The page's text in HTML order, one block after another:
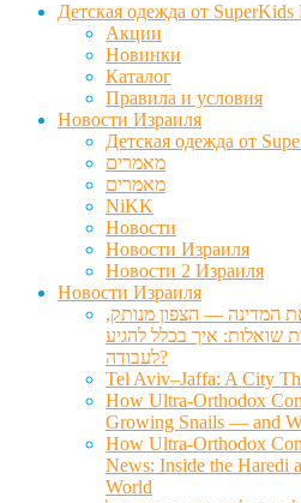
Детская одежда от
Акции
Новинки
Каталог
Правила и условия
Новости Израиля
מאמרים
מאמרים
NiKK
Новости
Новости Израиля
Новости 2 Израиля
Новости Израиля
המדינה — הצפון מנותק,
שואלות: איך בכלל להגיע
לעבודה?
Tel Aviv–Jaffa: A City
How Ultra-Orthodox
Growing Snails — and
How Ultra-Orthodox
News: Inside the Haredi
World